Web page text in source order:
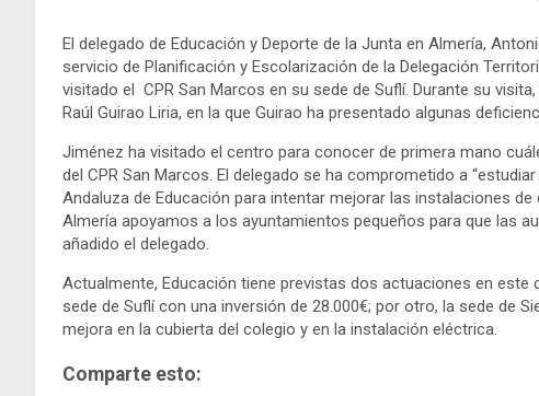
El delegado de Educación y Deporte de la Junta en Almería,
servicio de Planificación y Escolarización de la Delegación
visitado el CPR San Marcos en su sede de Suflí. Durante su
Raúl Guirao Liria, en la que Guirao ha presentado algunas
Jiménez ha visitado el centro para conocer de primera mano
del CPR San Marcos. El delegado se ha comprometido a
Andaluza de Educación para intentar mejorar las instalaciones de
Almería apoyamos a los ayuntamientos pequeños para que las
añadido el delegado.
Actualmente, Educación tiene previstas dos actuaciones en este
sede de Suflí con una inversión de 28.000€; por otro, la sede de
mejora en la cubierta del colegio y en la instalación eléctrica.
Comparte esto: